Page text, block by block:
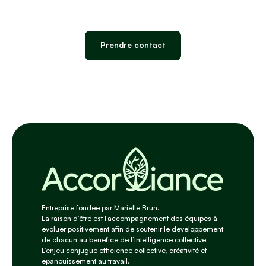
Prendre contact
Entreprise fondée par Marielle Brun.
La raison d’être est l’accompagnement des équipes à
évoluer positivement afin de soutenir le développement
de chacun au bénéfice de l’intelligence collective.
L’enjeu conjugue efficience collective, créativité et
épanouissement au travail.